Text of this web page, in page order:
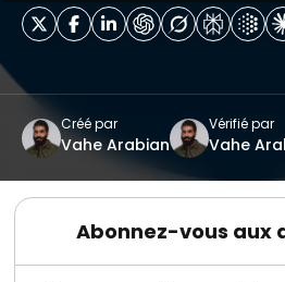
Créé par
Vahe Arabian
Vérifié par
Vahe
Abonnez-vous aux